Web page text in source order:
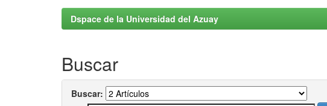
Dspace de la Universidad del Azuay
Buscar
Buscar: